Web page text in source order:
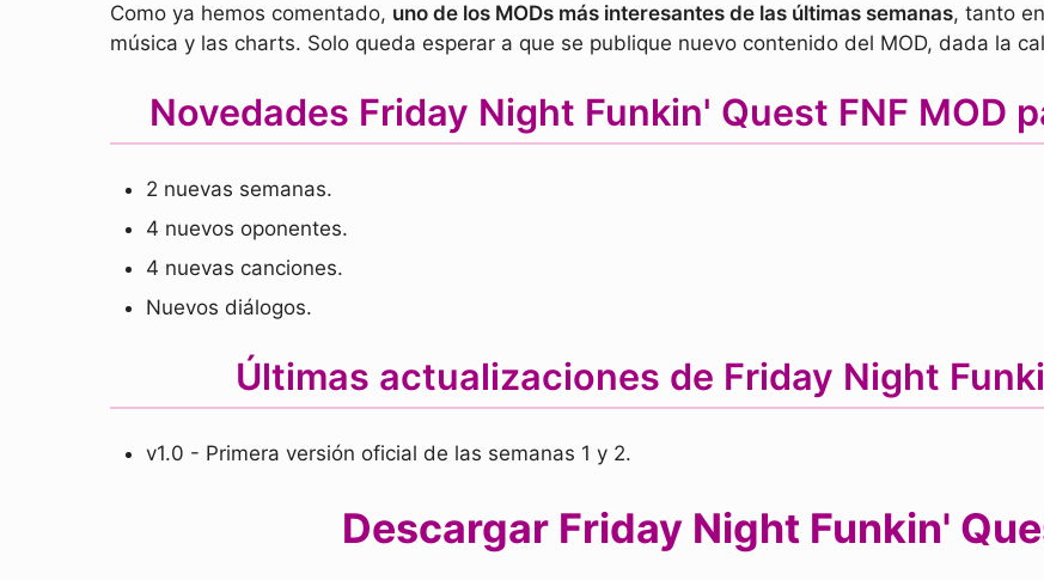
Como ya hemos comentado, uno de los MODs más interesantes de las últimas semanas, tanto
música y las charts. Solo queda esperar a que se publique nuevo contenido del MOD, dada la
Novedades Friday Night Funkin' Quest FNF MOD
2 nuevas semanas.
4 nuevos oponentes.
4 nuevas canciones.
Nuevos diálogos.
Últimas actualizaciones de Friday Night
v1.0 - Primera versión oficial de las semanas 1 y 2.
Descargar Friday Night Funkin'